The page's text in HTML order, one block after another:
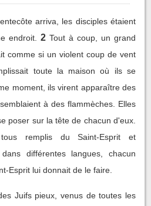
arriva, les disciples étaient
endroit.
2 Tout à coup, un grand
comme si un violent coup de vent
toute la maison où ils se
moment, ils virent apparaître des
à des flammèches. Elles
poser sur la tête de chacun d'eux.
remplis du Saint-Esprit et
différentes langues, chacun
Esprit lui donnait de le faire.
Juifs pieux, venus de toutes les